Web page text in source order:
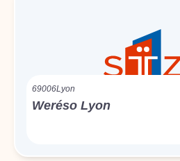
69006Lyon
Weréso Lyon